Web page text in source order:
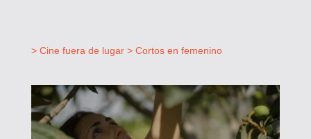
> Cine fuera de lugar > Cortos en femenino